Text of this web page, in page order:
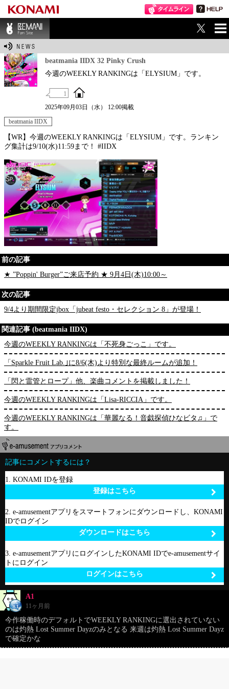
BEMANI Fan Sit
beatmania IIDX 32 Pinky Crush
今週のWEEKLY RANKINGは「ELYSIUM」です。
1
2025年09月03日（水） 12:00掲載
beatmania IIDX
【WR】今週のWEEKLY RANKINGは「ELYSIUM」です。ランキン
グ集計は9/10(水)11:59まで！ #IIDX
前の記事
★ ”Poppin' Burger”ご来店予約 ★ 9月4日(木)10:00～
次の記事
9/4より期間限定jbox「jubeat festo・セレクション 8」が登場！
関連記事 (beatmania IIDX)
今週のWEEKLY RANKINGは「不死身ごっこ」です。
「Sparkle Fruit Lab.｣に8/6(木)より特別な最終ルームが追加！
「閃と雷管とロープ」他、楽曲コメントを掲載しました！
今週のWEEKLY RANKINGは「Lisa-RICCIA」です。
今週のWEEKLY RANKINGは「華麗なる！音戯探偵ひなビタ♫」で
す。
記事にコメントするには？
1. KONAMI IDを登録
登録はこちら
2. e-amusementアプリをスマートフォンにダウンロードし、KONAMI
IDでログイン
ダウンロードはこちら
3. e-amusementアプリにログインしたKONAMI IDでe-amusementサイ
トにログイン
ログインはこちら
A1
11ヶ月前
今作稼働時のデフォルトでWEEKLY RANKINGに選出されていない
のは灼熱 Lost Summer Dayzのみとなる 来週は灼熱 Lost Summer Dayz
で確定かな